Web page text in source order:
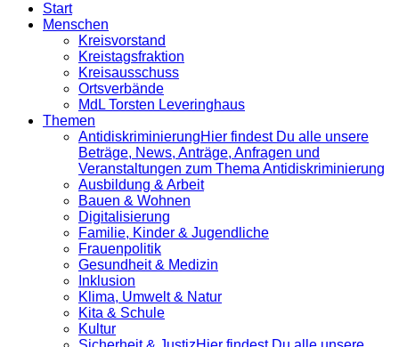
Start
Menschen
Kreisvorstand
Kreistagsfraktion
Kreisausschuss
Ortsverbände
MdL Torsten Leveringhaus
Themen
Antidiskrimi­nierungHier findest Du alle unsere
Beträge, News, Anträge, Anfragen und
Veranstaltungen zum Thema Antidiskriminierung
Ausbildung & Arbeit
Bauen & Wohnen
Digitalisierung
Familie, Kinder & Jugendliche
Frauenpolitik
Gesundheit & Medizin
Inklusion
Klima, Umwelt & Natur
Kita & Schule
Kultur